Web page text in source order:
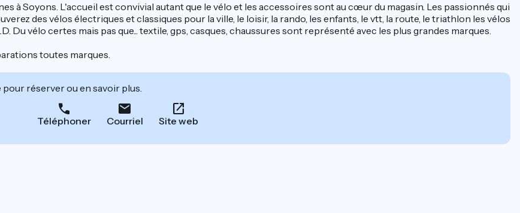
à Soyons. L'accueil est convivial autant que le vélo et les accessoires sont au cœur du magasin. Les passionnés qui
des vélos électriques et classiques pour la ville, le loisir, la rando, les enfants, le vtt, la route, le triathlon les vélos
Du vélo certes mais pas que... textile, gps, casques, chaussures sont représenté avec les plus grandes marques.
toutes marques.
pour réserver ou en savoir plus.
Téléphoner Courriel Site web